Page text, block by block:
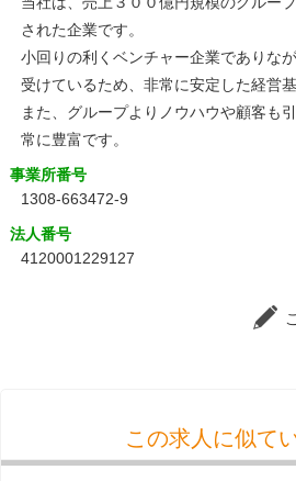
された企業です。
小回りの利くベンチャー企業でありな
受けているため、非常に安定した経営
また、グループよりノウハウや顧客も
常に豊富です。
事業所番号
1308-663472-9
法人番号
4120001229127
この求人に似て